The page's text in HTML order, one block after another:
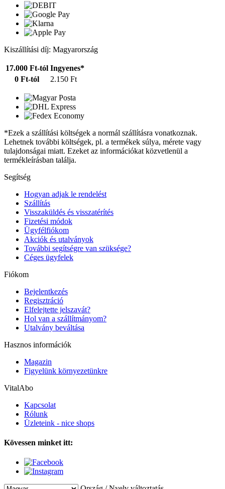
Kiszállítási díj: Magyarország
17.000 Ft-tól Ingyenes*
0 Ft-tól
2.150 Ft
*Ezek a szállítási költségek a normál szállításra vonatkoznak.
Lehetnek további költségek, pl. a termékek súlya, mérete vagy
tulajdonságai miatt. Ezeket az információkat közvetlenül a
termékleírásban találja.
Segítség
Hogyan adjak le rendelést
Szállítás
Visszaküldés és visszatérítés
Fizetési módok
Ügyfélfiókom
Akciók és utalványok
További segítségre van szüksége?
Céges ügyfelek
Fiókom
Bejelentkezés
Regisztráció
Elfelejtette jelszavát?
Hol van a szállítmányom?
Utalvány beváltása
Hasznos információk
Magazin
Figyelünk környezetünkre
VitalAbo
Kapcsolat
Rólunk
Üzleteink - nice shops
Kövessen minket itt: